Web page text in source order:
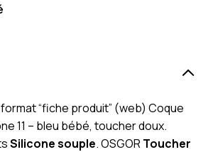
“fiche produit” (web) Coque
11 – bleu bébé, toucher doux.
Silicone souple. OSGORToucher